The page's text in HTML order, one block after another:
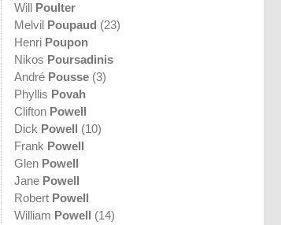
Will Poulter
Melvil Poupaud (23)
Henri Poupon
Nikos Poursadinis
André Pousse (3)
Phyllis Povah
Clifton Powell
Dick Powell (10)
Frank Powell
Glen Powell
Jane Powell
Robert Powell
William Powell (14)